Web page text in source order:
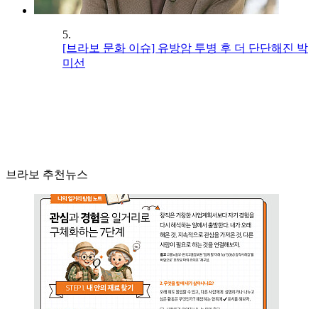
5.
[브라보 문화 이슈] 유방암 투병 후 더 단단해진 박
미선
브라보 추천뉴스